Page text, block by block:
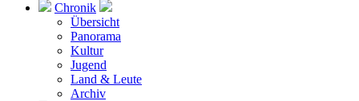
Chronik
Übersicht
Panorama
Kultur
Jugend
Land & Leute
Archiv